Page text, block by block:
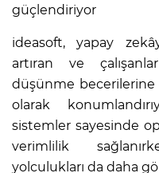
güçlendiriyor
ideasoft, yapay
artıran ve
düşünme becerilerine
olarak
sistemler sayesinde
verimlilik
yolculukları da daha